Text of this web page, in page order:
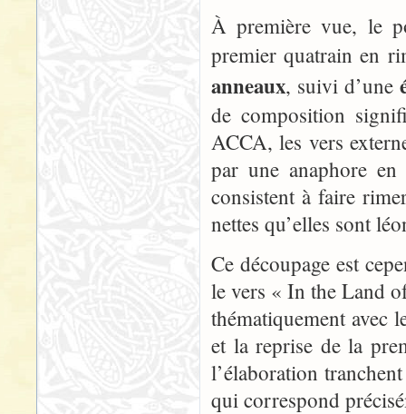
À première vue, le
premier quatrain en
anneaux, suivi d’une
de composition
ACCA, les vers
par une anaphore
consistent à faire
nettes qu’elles sont
Ce découpage est
le vers « In the Land
thématiquement avec
et la reprise de la
l’élaboration
qui correspond